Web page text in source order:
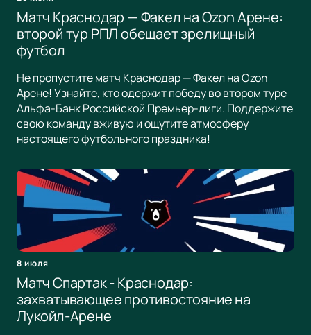
Матч Краснодар — Факел на Ozon Арене:
второй тур РПЛ обещает зрелищный
футбол
Не пропустите матч Краснодар — Факел на Ozon
Арене! Узнайте, кто одержит победу во втором туре
Альфа-Банк Российской Премьер-лиги. Поддержите
свою команду вживую и ощутите атмосферу
настоящего футбольного праздника!
8 июля
Матч Спартак - Краснодар:
захватывающее противостояние на
Лукойл-Арене